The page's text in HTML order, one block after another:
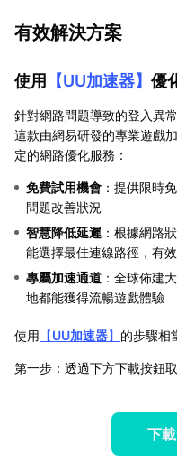
有效解決方案
使用 【UU加速器】 優
針對網路問題導致的登入異常
這款由網易研發的專業遊戲
定的網路優化服務：
免費試用機會 ：提供限時
問題改善狀況
智慧降低延遲 ：根據網路
能選擇最佳連線路徑，有
專屬加速通道 ：全球佈建
地都能獲得流暢遊戲體驗
使用 【UU加速器】 的步驟相
第一步：透過下方下載按鈕
下